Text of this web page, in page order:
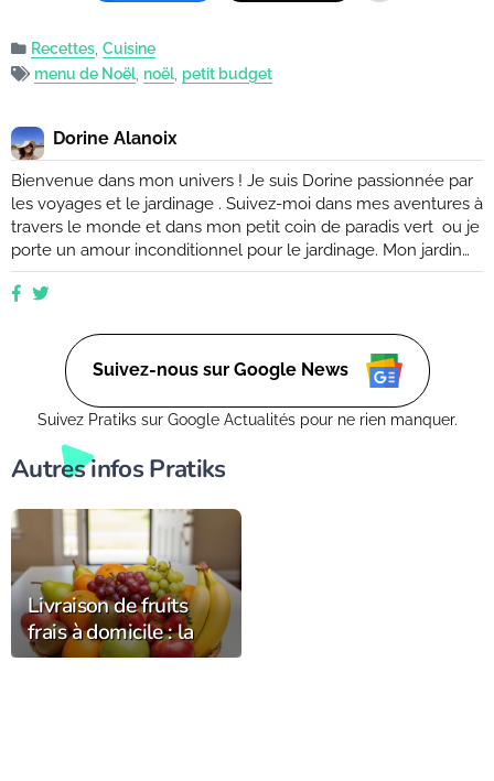
Recettes Cuisine
menu de Noël noël petit budget
Dorine Alanoix
Bienvenue dans mon univers ! Je suis Dorine passionnée par
les voyages et le jardinage . Suivez-moi dans mes aventures à
travers le monde et dans mon petit coin de paradis vert ou je
porte un amour inconditionnel pour le jardinage. Mon jardin
est mon havre de paix, un endroit où je peux me ressourcer
et m'émerveiller devant la beauté de la nature. Suivez mes
ce soit dans un petit coin de balcon ou dans un vaste espace
verdoyant. Suivez-nous sur Google News
Suivez Pratiks sur Google Actualités pour ne rien manquer.
Autres infos Pratiks
Livraison de fruits
frais à domicile : la
fraîcheur et la qualité